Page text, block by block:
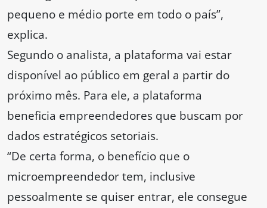
pequeno e médio porte em todo o país”,
explica.
Segundo o analista, a plataforma vai estar
disponível ao público em geral a partir do
próximo mês. Para ele, a plataforma
beneficia empreendedores que buscam por
dados estratégicos setoriais.
“De certa forma, o benefício que o
microempreendedor tem, inclusive
pessoalmente se quiser entrar, ele consegue